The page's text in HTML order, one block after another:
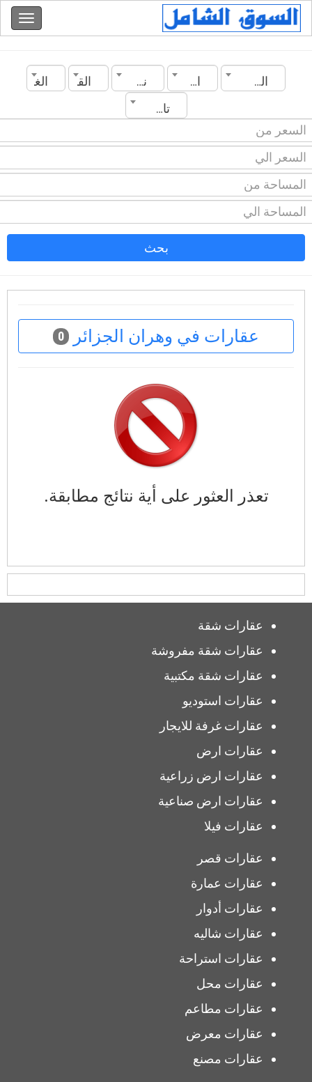
الجزائر المدينة نوع العقار القسم
الغرف
تاريخ الانشاء
بحث
عقارات في وهران الجزائر 0
تعذر العثور على أية نتائج مطابقة.
عقارات شقة
عقارات شقة مفروشة
عقارات شقة مكتبية
عقارات استوديو
عقارات غرفة للايجار
عقارات ارض
عقارات ارض زراعية
عقارات ارض صناعية
عقارات فيلا
عقارات قصر
عقارات عمارة
عقارات أدوار
عقارات شاليه
عقارات استراحة
عقارات محل
عقارات مطاعم
عقارات معرض
عقارات مصنع